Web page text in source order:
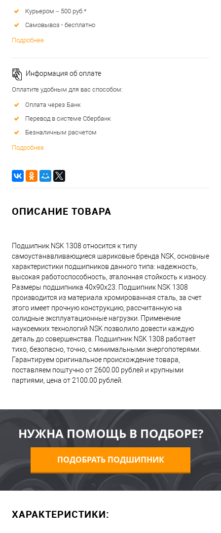
Курьером – 500 руб.*
Самовывоз - бесплатно
Подробнее
Информация об оплате
Оплатите удобным для вас способом:
Оплата через Банк
Перевод в системе Сбербанк
Безналичным расчетом
Подробнее
ОПИСАНИЕ ТОВАРА
Подшипник NSK 1308 относится к типу
самоустанавливающиеся шариковые бренда NSK, основные
характеристики подшипников данного типа: надежность,
высокая работоспособность, эталонная стойкость к износу.
Размеры подшипника 40x90x23. Подшипник NSK 1308
производится из материала хромированная сталь, за счет
этого имеет прочную конструкцию, рассчитанную на
солидные эксплуатационные нагрузки. Применение
наукоемких технологий NSK позволило довести каждую
деталь до совершенства. Подшипник NSK 1308 работает
тихо, безопасно, точно, с минимальными энергопотерями.
Гарантируем оригинальное происхождение товара,
поставляем поштучно от 2600.00 рублей и крупными
партиями, цена от 2100.00 рублей.
НУЖНА ПОМОЩЬ В ПОДБОРЕ?
ПОДОБРАТЬ ПОДШИПНИК
ХАРАКТЕРИСТИКИ: